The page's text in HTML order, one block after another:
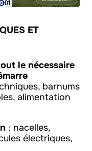
ET
le nécessaire
barnums
alimentation
: nacelles,
électriques,